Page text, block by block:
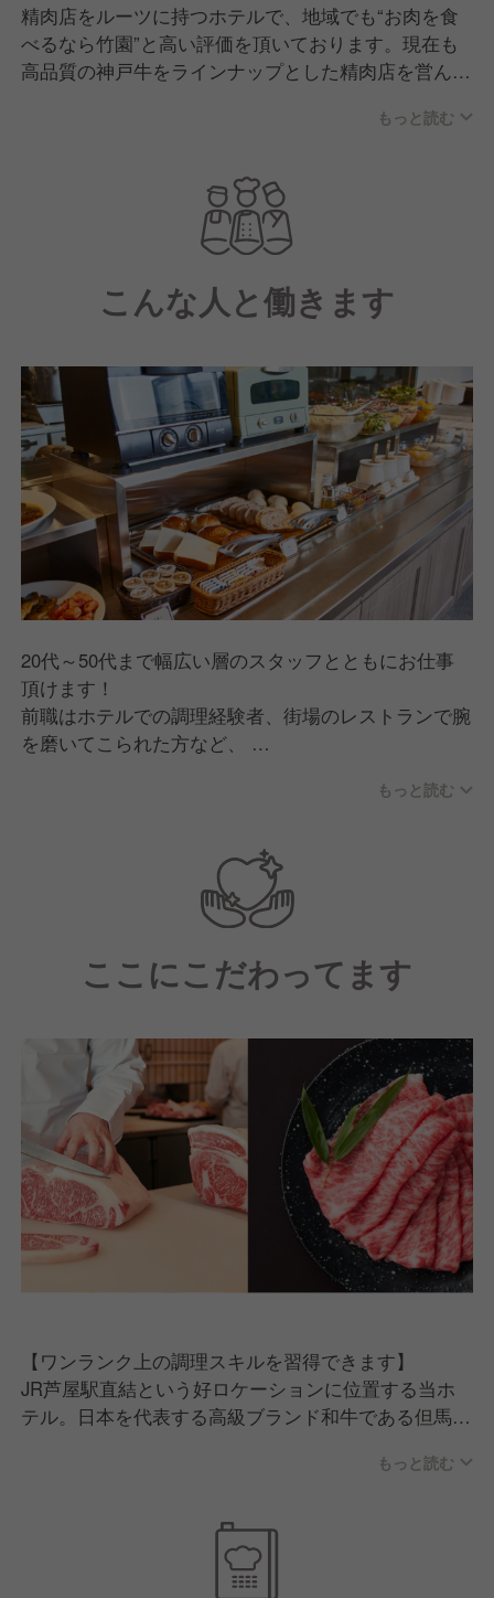
精肉店をルーツに持つホテルで、地域でも“お肉を食
べるなら竹園”と高い評価を頂いております。現在も
高品質の神戸牛をラインナップとした精肉店を営んで
もっと読む
こんな人と働きます
20代～50代まで幅広い層のスタッフとともにお仕事
頂けます！
前職はホテルでの調理経験者、街場のレストランで腕
を磨いてこられた方など、
もっと読む
ここにこだわってます
【ワンランク上の調理スキルを習得できます】
JR芦屋駅直結という好ロケーションに位置する当ホ
テル。日本を代表する高級ブランド和牛である但馬
落ち着いた空間として主にハイクラス層のお客さまに
肉の目利きを学びながら、幅広いレシピを習得できま
もっと読む